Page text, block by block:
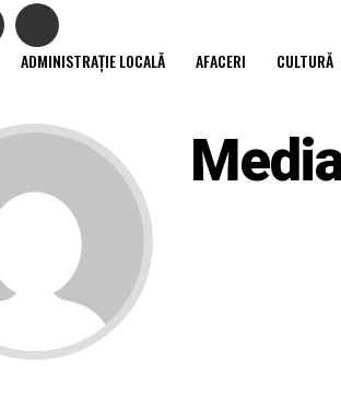
ADMINISTRAȚIE LOCALĂ AFACERI CULTURĂ